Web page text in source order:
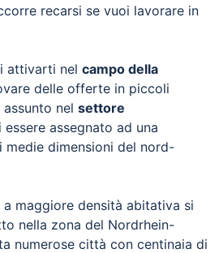
recarsi se vuoi lavorare in
attivarti nel campo della
delle offerte in piccoli
nel settore
essere assegnato ad una
dimensioni del nord-
maggiore densità abitativa si
nella zona del Nordrhein-
numerose città con centinaia di